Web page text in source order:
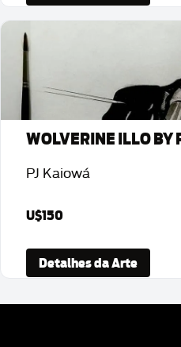
WOLVERINE ILLO BY
PJ Kaiowá
U$150
Detalhes da Arte